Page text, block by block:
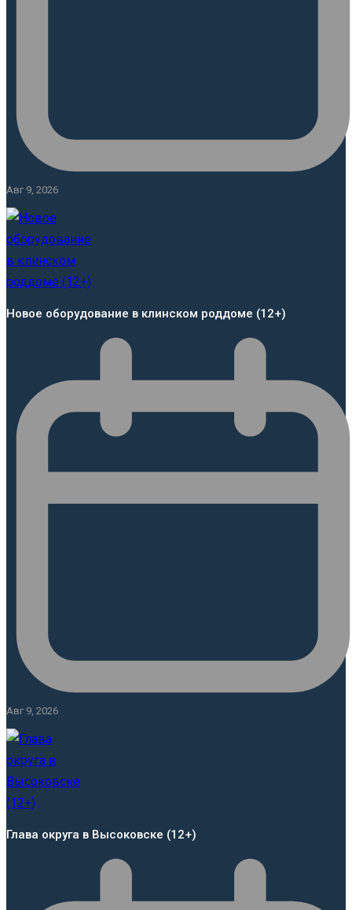
Авг 9, 2026
Новое оборудование в клинском роддоме (12+)
Авг 9, 2026
Глава округа в Высоковске (12+)